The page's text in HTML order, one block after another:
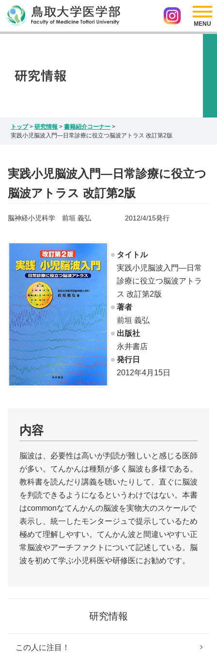
お問い合わせ
トップ > 研究情報 > 書籍紹介コーナー >
実践小児脳波入門―日常診療に役立つ脳波アトラス 改訂第2版
実践小児脳波入門―日常診療に役立つ
脳波アトラス 改訂第2版
脳神経小児科学 前垣 義弘 2012/4/15発行
タイトル
実践小児脳波入門―日常
診療に役立つ脳波アトラ
ス 改訂第2版
著者
前垣 義弘
出版社
永井書店
発行日
2012年4月15日
内容
脳波は、必要性は高いが判読が難しいと感じる医師
が多い。てんかんは種類が多く脳波も多様である。
教科書を読んだり講義を聴いたりして、直ぐに脳波
を判読できるようになるというわけではない。本書
はcommonなてんかんの脳波を実物大のスケールで
表示し、統一したモンタージュで提示しているため
極めて理解しやすい。てんかん波と間違いやすい正
常脳波やアーチファクトについて記述している。脳
波を初めて学ぶ小児科医や研修医にお勧めです。
研究情報
この人に注目！